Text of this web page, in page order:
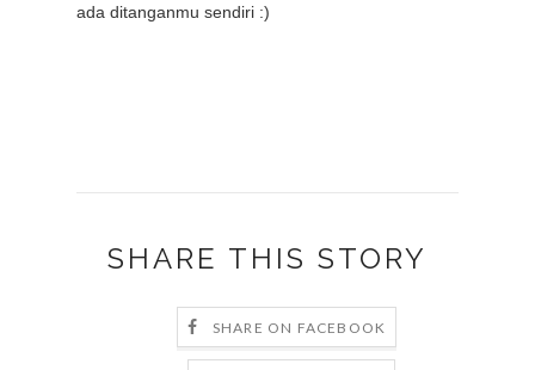
ada ditanganmu sendiri :)
SHARE THIS STORY
SHARE ON FACEBOOK